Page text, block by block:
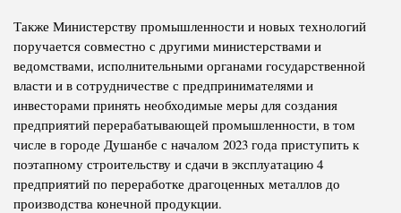
Также Министерству промышленности и новых технологий
поручается совместно с другими министерствами и
ведомствами, исполнительными органами государственной
власти и в сотрудничестве с предпринимателями и
инвесторами принять необходимые меры для создания
предприятий перерабатывающей промышленности, в том
числе в городе Душанбе с началом 2023 года приступить к
поэтапному строительству и сдачи в эксплуатацию 4
предприятий по переработке драгоценных металлов до
производства конечной продукции.